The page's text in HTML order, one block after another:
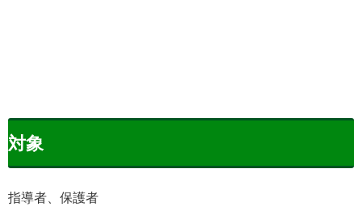
対象
指導者、保護者